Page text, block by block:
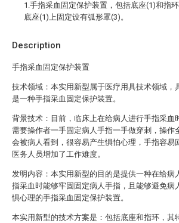
Description
手指采血固定保护装置
技术领域：本实用新型属于医疗用具技术领域，
是一种手指采血固定保护装置。
背景技术：目前，临床上在给病人进行手指采血
需要操作者一手固定病人手指一手做穿刺，操作
会被病人看到，很容易产生惧怕心理，手指容易
医务人员增加了工作难度。
发明内容：本实用新型的目的是提供一种在给病
指采血时能够牢固固定病人手指，且能够避免病
惧心理的手指采血固定保护装置。
本实用新型的技术方案是：包括底座和指环，其
1.手指采血固定保护装置，包括底座(1)和指
底座(1)上固定设有弧形罩(3)。